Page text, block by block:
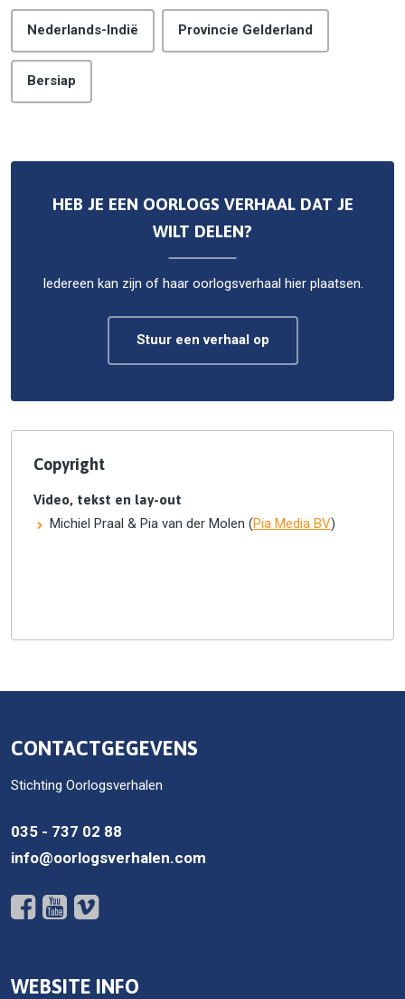
Nederlands-Indië Provincie Gelderland
Bersiap
HEB JE EEN OORLOGS VERHAAL DAT JE
WILT DELEN?
Iedereen kan zijn of haar oorlogsverhaal hier plaatsen.
Stuur een verhaal op
Copyright
Video, tekst en lay-out
Michiel Praal & Pia van der Molen (Pia Media BV)
CONTACTGEGEVENS
Stichting Oorlogsverhalen
035 - 737 02 88
info@oorlogsverhalen.com
WEBSITE INFO